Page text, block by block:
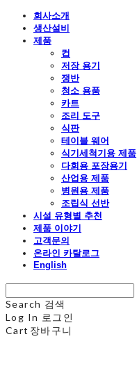
회사소개
생산설비
제품
컵
저장 용기
쟁반
청소 용품
카트
조리 도구
식판
테이블 웨어
식기세척기용 제품
다회용 포장용기
산업용 제품
병원용 제품
조립식 선반
시설 유형별 추천
제품 이야기
고객문의
온라인 카탈로그
English
Search 검색
Log In 로그인
Cart 장바구니